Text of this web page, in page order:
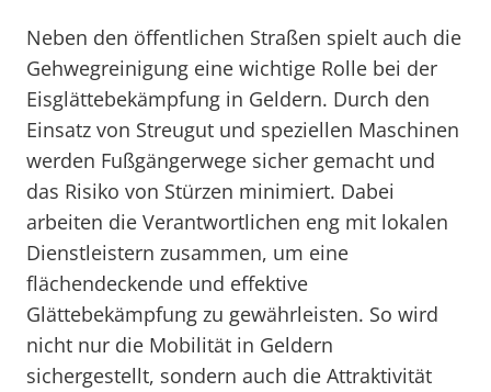
Neben den öffentlichen Straßen spielt auch die
Gehwegreinigung eine wichtige Rolle bei der
Eisglättebekämpfung in Geldern. Durch den
Einsatz von Streugut und speziellen Maschinen
werden Fußgängerwege sicher gemacht und
das Risiko von Stürzen minimiert. Dabei
arbeiten die Verantwortlichen eng mit lokalen
Dienstleistern zusammen, um eine
flächendeckende und effektive
Glättebekämpfung zu gewährleisten. So wird
nicht nur die Mobilität in Geldern
sichergestellt, sondern auch die Attraktivität